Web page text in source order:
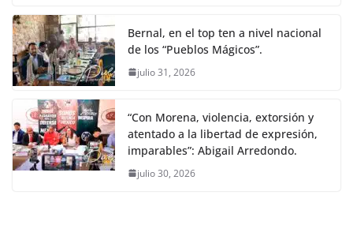
Bernal, en el top ten a nivel nacional
de los “Pueblos Mágicos”.
julio 31, 2026
“Con Morena, violencia, extorsión y
atentado a la libertad de expresión,
imparables”: Abigail Arredondo.
julio 30, 2026